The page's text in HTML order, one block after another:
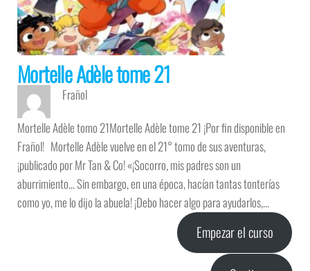
Mortelle Adèle tome 21
Frañol
Mortelle Adèle tomo 21Mortelle Adèle tome 21 ¡Por fin disponible en
Frañol! Mortelle Adèle vuelve en el 21° tomo de sus aventuras,
¡publicado por Mr Tan & Co! «¡Socorro, mis padres son un
aburrimiento… Sin embargo, en una época, hacían tantas tonterías
como yo, me lo dijo la abuela! ¡Debo hacer algo para ayudarlos,…
Empezar el curso